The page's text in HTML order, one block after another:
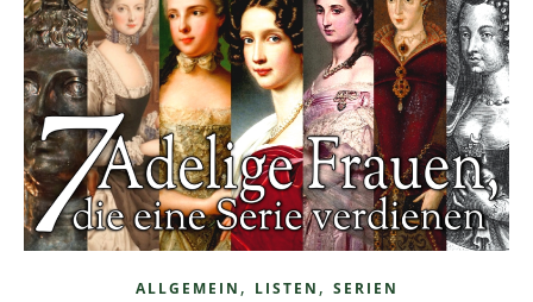
ALLGEMEIN , LISTEN , SERIEN